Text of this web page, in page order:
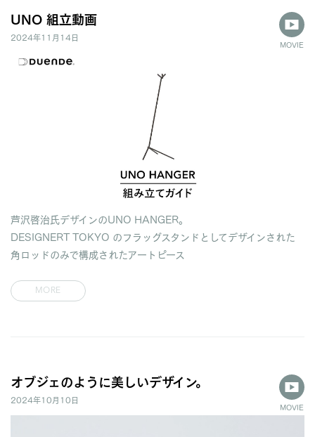
UNO 組立動画
2024年11月14日
MOVIE
芦沢啓治氏デザインのUNO HANGER。
DESIGNERT TOKYO のフラッグスタンドとしてデザインされた
角ロッドのみで構成されたアートピース
MORE
オブジェのように美しいデザイン。
2024年10月10日
MOVIE